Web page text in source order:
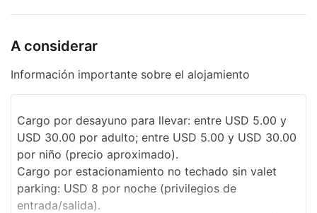
Doble acristalamiento en todas las
ventanas
Estacionamiento descubierto
Sala de banquetes
Pesca
Zona de ejercicio para perros
Cambio de sábanas (bajo petición)
A considerar
Información importante sobre el alojamiento
Cargo por desayuno para llevar: entre USD 5.00 y
USD 30.00 por adulto; entre USD 5.00 y USD 30.00
por niño (precio aproximado).
Cargo por estacionamiento no techado sin valet
parking: USD 8 por noche (privilegios de
entrada/salida).